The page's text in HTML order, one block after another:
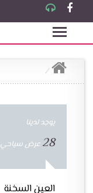
يوجد لدينا
28 عرض سياحي
العين السخنة